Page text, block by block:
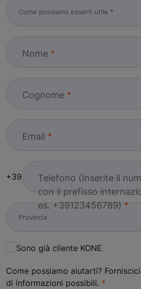
Nome
Cognome
Email
Telefono (Inserite il
con il prefisso
es. +39123456789)
+39
Sono già cliente KONE
Come possiamo aiutarti?
di informazioni possibili.